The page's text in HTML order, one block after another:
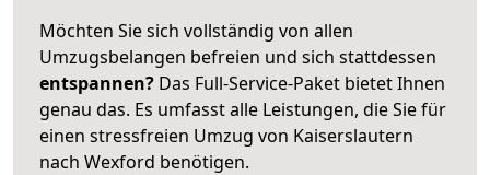
Möchten Sie sich vollständig von allen
Umzugsbelangen befreien und sich stattdessen
entspannen? Das Full-Service-Paket bietet Ihnen
genau das. Es umfasst alle Leistungen, die Sie für
einen stressfreien Umzug von Kaiserslautern
nach Wexford benötigen.